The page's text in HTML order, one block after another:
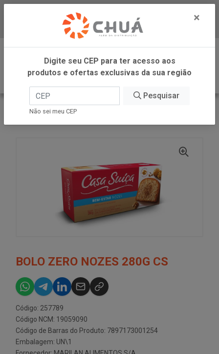
Baixe já nosso APP
0
INÍCIO
CASA SUICA
BOLO ZERO NOZES 280G CS
Código: 257789
Código NCM: 19059090
Código de Barras do Produto: 7897173001254
Embalagem: UN\1
×
Digite seu CEP para ter acesso aos
produtos e ofertas exclusivas da sua região
Pesquisar
Não sei meu CEP